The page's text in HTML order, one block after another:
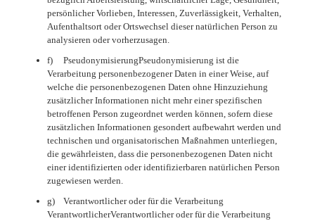
persönlicher Vorlieben, Interessen, Zuverlässigkeit, Verhalten,
Aufenthaltsort oder Ortswechsel dieser natürlichen Person zu
analysieren oder vorherzusagen.
f) PseudonymisierungPseudonymisierung ist die
Verarbeitung personenbezogener Daten in einer Weise, auf
welche die personenbezogenen Daten ohne Hinzuziehung
zusätzlicher Informationen nicht mehr einer spezifischen
betroffenen Person zugeordnet werden können, sofern diese
zusätzlichen Informationen gesondert aufbewahrt werden und
technischen und organisatorischen Maßnahmen unterliegen,
die gewährleisten, dass die personenbezogenen Daten nicht
einer identifizierten oder identifizierbaren natürlichen Person
zugewiesen werden.
g) Verantwortlicher oder für die Verarbeitung
VerantwortlicherVerantwortlicher oder für die Verarbeitung